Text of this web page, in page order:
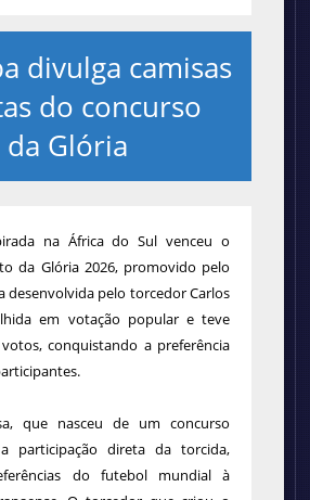
divulga camisas
do concurso
Glória
na África do Sul venceu o
da Glória 2026, promovido pelo
desenvolvida pelo torcedor Carlos
em votação popular e teve
conquistando a preferência
que nasceu de um concurso
participação direta da torcida,
do futebol mundial à